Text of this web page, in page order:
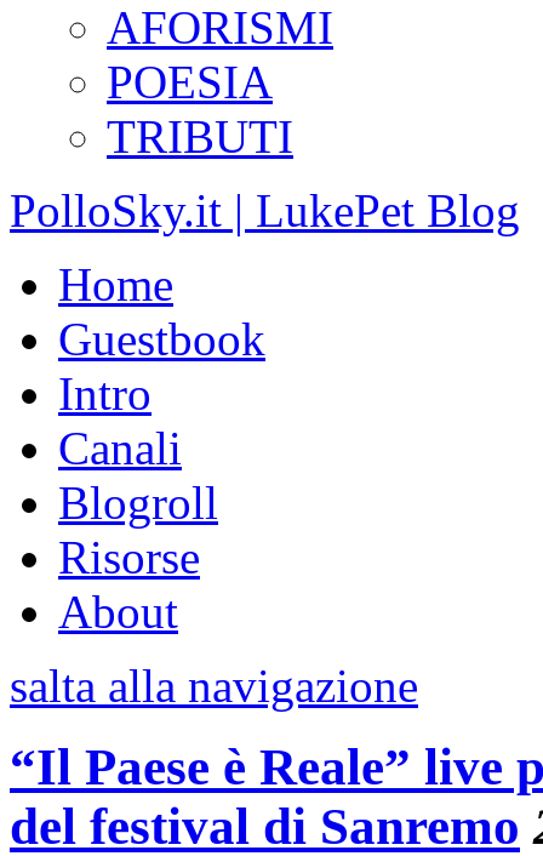
AFORISMI
POESIA
TRIBUTI
PolloSky.it | LukePet Blog
Home
Guestbook
Intro
Canali
Blogroll
Risorse
About
salta alla navigazione
“Il Paese è Reale”
del festival di Sanremo